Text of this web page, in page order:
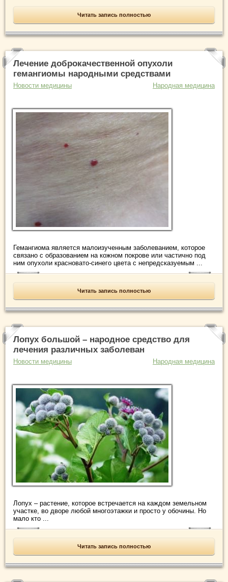
Читать запись полностью
Лечение доброкачественной опухоли
гемангиомы народными средствами
Новости медицины Народная медицина
Гемангиома является малоизученным заболеванием, которое
связано с образованием на кожном покрове или частично под
ним опухоли красновато-синего цвета с непредсказуемым ...
Читать запись полностью
Лопух большой – народное средство для
лечения различных заболеван
Новости медицины Народная медицина
Лопух – растение, которое встречается на каждом земельном
участке, во дворе любой многоэтажки и просто у обочины. Но
мало кто ...
Читать запись полностью